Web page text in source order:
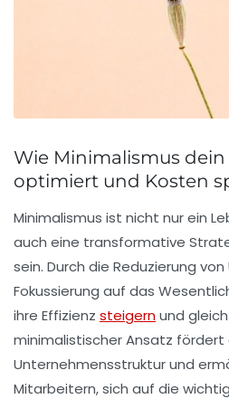
Wie Minimalismus dein
optimiert und Kosten
Minimalismus ist nicht nur ein
auch eine transformative
sein. Durch die Reduzierung
Fokussierung auf das
ihre Effizienz steigernund
minimalistischer Ansatz fördert
Unternehmensstruktur und
Mitarbeitern, sich auf die